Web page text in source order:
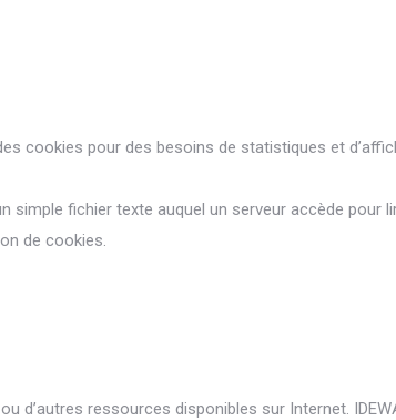
cookies pour des besoins de statistiques et
fichier texte auquel un serveur accède pour
de cookies.
d’autres ressources disponibles sur Internet.